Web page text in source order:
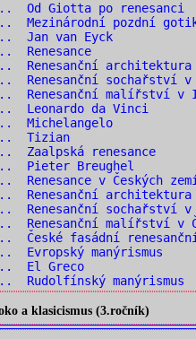
... Od Giotta po renesanci
... Mezinárodní pozdní
... Jan van Eyck
Renesance
... Renesanční
... Renesanční
... Renesanční malířství
... Leonardo da Vinci
... Michelangelo
... Tizian
Zaalpská renesance
... Pieter Breughel
Renesance v Českých
... Renesanční architektura
... Renesanční sochařství v
... Renesanční malířství v
... České fasádní
Evropský manýrismus
... El Greco
Rudolfínský manýrismus
a klasicismus (3.ročník)